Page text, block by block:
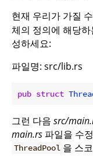
현재 우리가 가질
체의 정의에 해당
성하세요:
파일명: src/lib.rs
pub struct
그런 다음 src/
main.rs 파일을 수
ThreadPool 을 스